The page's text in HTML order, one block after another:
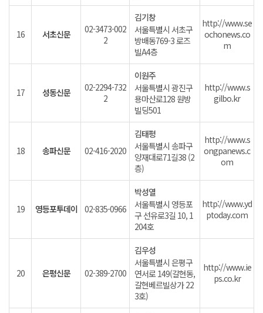
16 서초신문
02-3473-002
2
김기창
서울특별시 서초구
방배동769-3 로즈
빌A4층
http://www.se
ochonews.co
m
17 성동신문
02-2294-732
2
이원주
서울특별시 광진구
용마산로128 원방
빌딩501
http://www.s
gilbo.kr
18 송파신문 02-416-2020
김태평
서울특별시 송파구
양재대로71길38 (2
층)
http://www.s
ongpanews.c
om
19 영등포투데이 02-835-0966
박성열
서울특별시 영등포
구 선유로3길 10, 1
204호
http://www.yd
ptoday.com
20 은평신문 02-389-2700
김우성
서울특별시 은평구
연서로 149(갈현동,
갈현베르빌상가 22
3호)
http://www.ie
ps.co.kr